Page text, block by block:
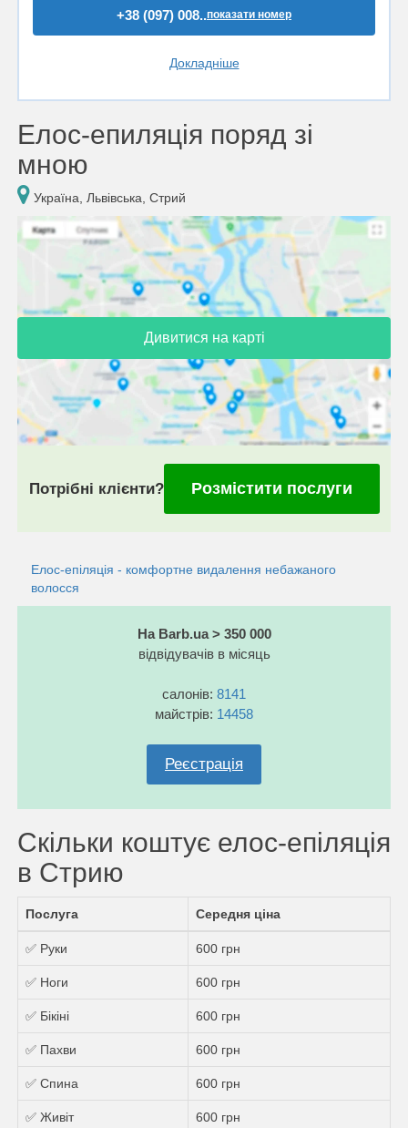
+38 (097) 008..показати номер
Докладніше
Елос-епиляція поряд зі
мною
Україна, Львівська, Стрий
Дивитися на карті
Потрібні клієнти? Розмістити послуги
Елос-епіляція - комфортне видалення небажаного
волосся
На Barb.ua > 350 000
відвідувачів в місяць
салонів: 8141
майстрів: 14458
Реєстрація
Скільки коштує елос-епіляція
в Стрию
Послуга Середня ціна
✅ Руки 600 грн
✅ Ноги 600 грн
✅ Бікіні 600 грн
✅ Пахви 600 грн
✅ Спина 600 грн
✅ Живіт 600 грн